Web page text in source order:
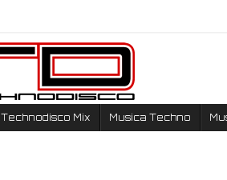
Technodisco Mix Musica Techno